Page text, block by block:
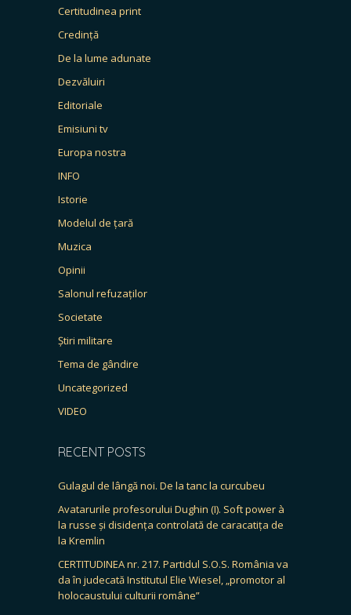
Certitudinea print
Credință
De la lume adunate
Dezvăluiri
Editoriale
Emisiuni tv
Europa nostra
INFO
Istorie
Modelul de țară
Muzica
Opinii
Salonul refuzaților
Societate
Știri militare
Tema de gândire
Uncategorized
VIDEO
RECENT POSTS
Gulagul de lângă noi. De la tanc la curcubeu
Avatarurile profesorului Dughin (I). Soft power à
la russe și disidența controlată de caracatița de
la Kremlin
CERTITUDINEA nr. 217. Partidul S.O.S. România va
da în judecată Institutul Elie Wiesel, „promotor al
holocaustului culturii române”